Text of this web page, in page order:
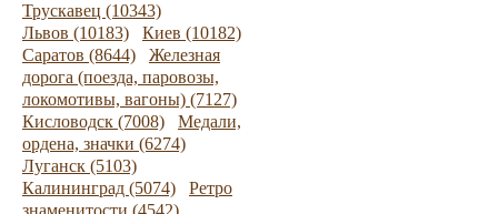
Трускавец (10343)
Львов (10183)
Киев (10182)
Саратов (8644)
Железная
дорога (поезда, паровозы,
локомотивы, вагоны) (7127)
Кисловодск (7008)
Медали,
ордена, значки (6274)
Луганск (5103)
Калининград (5074)
Ретро
знаменитости (4542)